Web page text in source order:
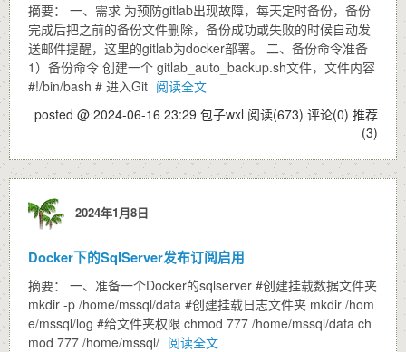
摘要： 一、需求 为预防gitlab出现故障，每天定时备份，备份
完成后把之前的备份文件删除，备份成功或失败的时候自动发
送邮件提醒，这里的gitlab为docker部署。 二、备份命令准备
1）备份命令 创建一个 gitlab_auto_backup.sh文件，文件内容
#!/bin/bash # 进入Git 阅读全文
posted @ 2024-06-16 23:29 包子wxl 阅读(673) 评论(0) 推荐
(3)
2024年1月8日
Docker下的SqlServer发布订阅启用
摘要： 一、准备一个Docker的sqlserver #创建挂载数据文件夹
mkdir -p /home/mssql/data #创建挂载日志文件夹 mkdir /hom
e/mssql/log #给文件夹权限 chmod 777 /home/mssql/data ch
mod 777 /home/mssql/ 阅读全文